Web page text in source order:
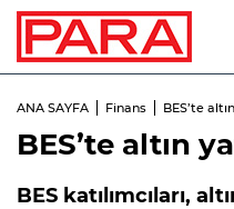
ANA SAYFA Finans BES’te
BES’te altın
BES katılımcıları,